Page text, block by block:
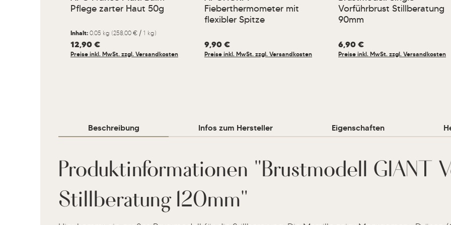
Pflege zarter Haut 50g
Inhalt: 0.05 kg (258,00 € / 1 kg)
Regulärer Preis:
12,90 €
Preise inkl. MwSt. zzgl. Versandkosten
Fieberthermometer mit
flexibler Spitze
Regulärer Preis:
9,90 €
Preise inkl. MwSt. zzgl. Versandkosten
Vorführbrust Stillberatung
90mm
Regulärer Preis:
6,90 €
Preise inkl. MwSt. zzgl. Versandkosten
Beschreibung Infos zum Hersteller Eigenschaften
Produktinformationen "Brustmodell GIANT
Stillberatung 120mm"